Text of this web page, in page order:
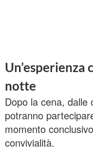
Un’esperienza
notte
Dopo la cena, dalle
potranno
momento
convivialità.